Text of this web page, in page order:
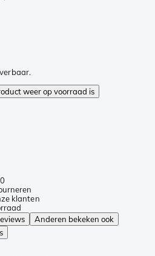
weer op voorraad is
klanten
Anderen bekeken ook